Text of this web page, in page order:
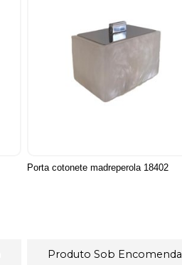
Porta cotonete madreperola 18402
Produto Sob Encomenda